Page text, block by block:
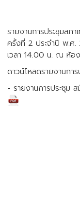
รายงานการประชุมสภ
ครั้งที่ 2 ประจำปี พ.
เวลา 14.00 น. ณ ห้อง
ดาวน์โหลดรายงานการ
- รายงานการประชุม